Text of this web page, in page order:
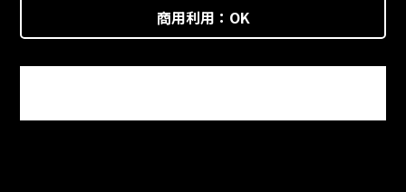
商用利用： OK